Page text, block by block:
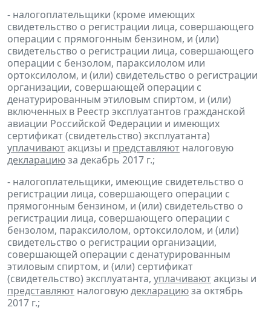
- налогоплательщики (кроме имеющих
свидетельство о регистрации лица, совершающего
операции с прямогонным бензином, и (или)
свидетельство о регистрации лица, совершающего
операции с бензолом, параксилолом или
ортоксилолом, и (или) свидетельство о регистрации
организации, совершающей операции с
денатурированным этиловым спиртом, и (или)
включенных в Реестр эксплуатантов гражданской
авиации Российской Федерации и имеющих
сертификат (свидетельство) эксплуатанта)
уплачиваютакцизы и представляют налоговую
декларациюза декабрь 2017 г.;
- налогоплательщики, имеющие свидетельство о
регистрации лица, совершающего операции с
прямогонным бензином, и (или) свидетельство о
регистрации лица, совершающего операции с
бензолом, параксилолом, ортоксилолом, и (или)
свидетельство о регистрации организации,
совершающей операции с денатурированным
этиловым спиртом, и (или) сертификат
(свидетельство) эксплуатанта, уплачиваютакцизы и
представляют налоговуюдекларациюза октябрь
2017 г.;